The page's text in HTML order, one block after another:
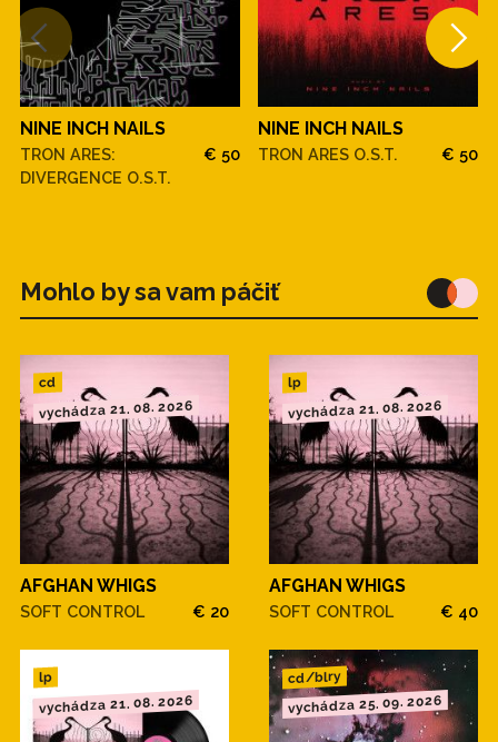
NINE INCH NAILS
TRON ARES:
DIVERGENCE O.S.T.
€ 50
NINE INCH NAILS
TRON ARES O.S.T. € 50
Mohlo by sa vam páčiť
cd
vychádza 21. 08. 2026
AFGHAN WHIGS
SOFT CONTROL € 20
lp
vychádza 21. 08. 2026
AFGHAN WHIGS
SOFT CONTROL € 40
lp
vychádza 21. 08. 2026
cd/blry
vychádza 25. 09. 2026